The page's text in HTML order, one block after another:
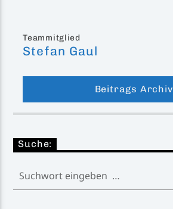
Teammitglied
Stefan Gaul
Beitrags Archiv
Suche: